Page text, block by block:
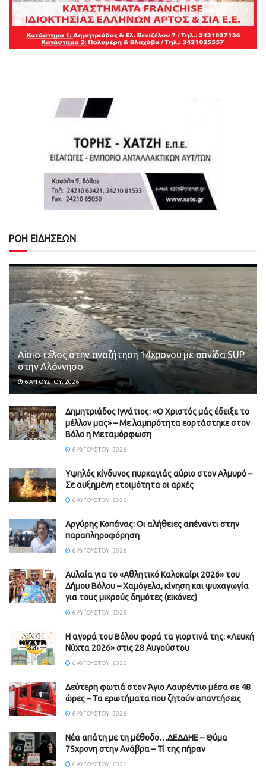
ΡΟΗ ΕΙΔΗΣΕΩΝ
Αίσιο τέλος στην αναζήτηση 14χρονου με σανίδα SUP
στην Αλόννησο
6 ΑΥΓΟΎΣΤΟΥ, 2026
Δημητριάδος Ιγνάτιος: «Ο Χριστός μάς έδειξε το
μέλλον μας» – Με λαμπρότητα εορτάστηκε στον
Βόλο η Μεταμόρφωση
6 ΑΥΓΟΎΣΤΟΥ, 2026
Υψηλός κίνδυνος πυρκαγιάς αύριο στον Αλμυρό –
Σε αυξημένη ετοιμότητα οι αρχές
6 ΑΥΓΟΎΣΤΟΥ, 2026
Aργύρης Κοπάνας: Οι αλήθειες απέναντι στην
παραπληροφόρηση
6 ΑΥΓΟΎΣΤΟΥ, 2026
Αυλαία για το «Αθλητικό Καλοκαίρι 2026» του
Δήμου Βόλου – Χαμόγελα, κίνηση και ψυχαγωγία
για τους μικρούς δημότες (εικόνες)
6 ΑΥΓΟΎΣΤΟΥ, 2026
Η αγορά του Βόλου φορά τα γιορτινά της: «Λευκή
Νύχτα 2026» στις 28 Αυγούστου
6 ΑΥΓΟΎΣΤΟΥ, 2026
Δεύτερη φωτιά στον Άγιο Λαυρέντιο μέσα σε 48
ώρες – Τα ερωτήματα που ζητούν απαντήσεις
6 ΑΥΓΟΎΣΤΟΥ, 2026
Νέα απάτη με τη μέθοδο…ΔΕΔΔΗΕ – Θύμα
75χρονη στην Ανάβρα – Τί της πήραν
6 ΑΥΓΟΎΣΤΟΥ, 2026